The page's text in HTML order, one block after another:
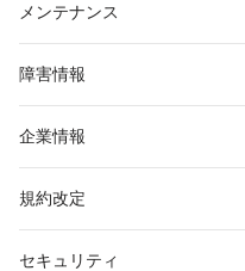
メンテナンス
障害情報
企業情報
規約改定
セキュリティ